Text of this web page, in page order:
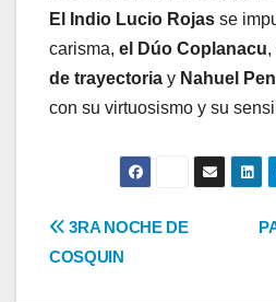
El Indio Lucio Rojas se
carisma, el Dúo Coplanacu,
de trayectoria y Nahuel
con su virtuosismo y su
Navegación
de
3RA NOCHE DE
COSQUIN